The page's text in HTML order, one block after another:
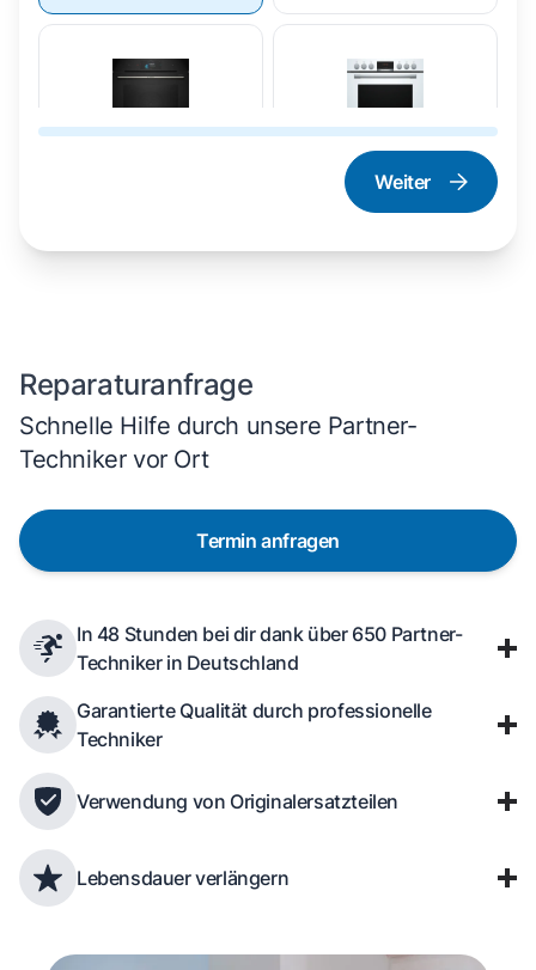
Herd und Backofen
Weiter
Reparaturanfrage
Schnelle Hilfe durch unsere Partner-
Techniker vor Ort
Termin anfragen
In 48 Stunden bei dir dank über 650 Partner-
Techniker in Deutschland
Garantierte Qualität durch professionelle
Techniker
Verwendung von Originalersatzteilen
Lebensdauer verlängern